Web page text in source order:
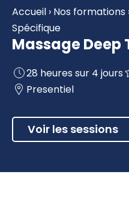
Accueil › Nos formations
Spécifique
Massage Deep
28 heures sur 4 jours
Presentiel
Voir les sessions